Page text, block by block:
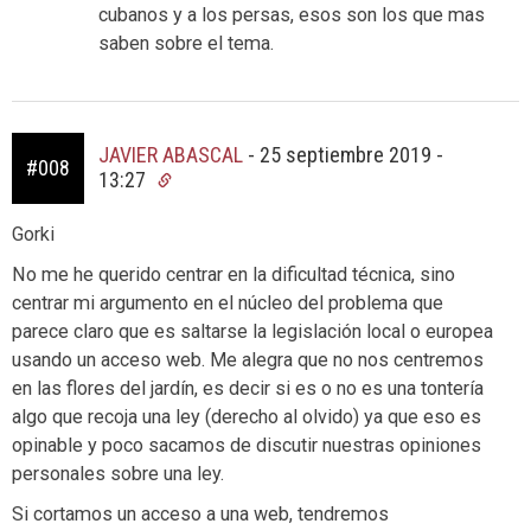
cubanos y a los persas, esos son los que mas
saben sobre el tema.
#008
JAVIER ABASCAL - 25 septiembre 2019 -
13:27
Gorki
No me he querido centrar en la dificultad técnica, sino
centrar mi argumento en el núcleo del problema que
parece claro que es saltarse la legislación local o europea
usando un acceso web. Me alegra que no nos centremos
en las flores del jardín, es decir si es o no es una tontería
algo que recoja una ley (derecho al olvido) ya que eso es
opinable y poco sacamos de discutir nuestras opiniones
personales sobre una ley.
Si cortamos un acceso a una web, tendremos